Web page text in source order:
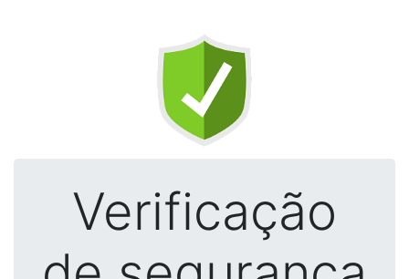
Verificação